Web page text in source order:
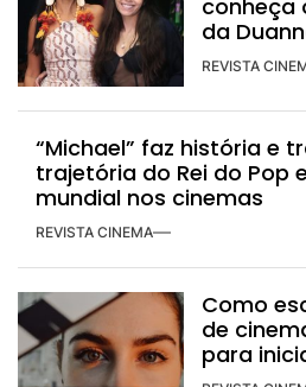
conheça
da
REVISTA
“Michael” faz história e
trajetória do Rei do Pop
mundial nos cinemas
REVISTA CINEMA
Como
de
para